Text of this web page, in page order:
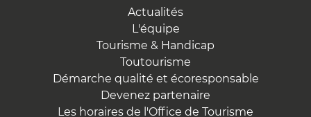
Actualités
L'équipe
Tourisme & Handicap
Toutourisme
Démarche qualité et écoresponsable
Devenez partenaire
Les horaires de l'Office de Tourisme